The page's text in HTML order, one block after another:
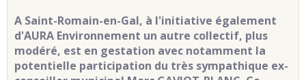
A Saint-Romain-en-Gal, à l'initiative également
d'AURA Environnement un autre collectif, plus
modéré, est en gestation avec notamment la
potentielle participation du très sympathique ex-